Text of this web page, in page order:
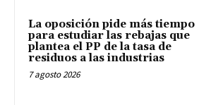
La oposición pide más tiempo
para estudiar las rebajas que
plantea el PP de la tasa de
residuos a las industrias
7 agosto 2026